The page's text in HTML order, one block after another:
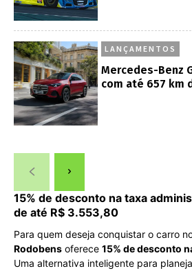
LANÇAMENTOS
Mercedes-Benz
com até 657 km
15% de desconto na taxa
de até R$ 3.553,80
Para quem deseja conquistar o carro
Rodobens oferece 15% de desconto
Uma alternativa inteligente para